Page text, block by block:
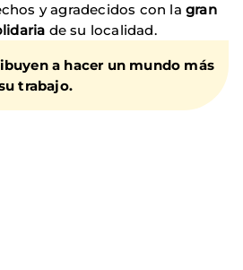
y agradecidos con lagran
de su localidad.
a hacer un mundo más
trabajo.